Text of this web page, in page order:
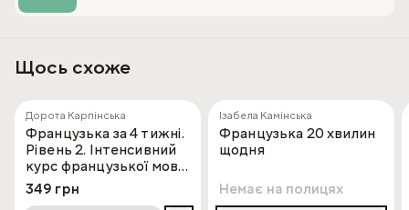
Щось схоже
Дорота Карпінська
Французька за 4 тижні.
Рівень 2. Інтенсивний
курс французької мови
з електронним
аудіододатком
349 грн
Ізабела Камінська
Французька 20 хвилин
щодня
Немає на полицях